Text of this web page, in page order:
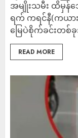
အမျိုးသမီး ထိမှန်
ရက် ကရင်နီ(ကယား
မြေပဲစိုက်ခင်းတစ်
READ MORE